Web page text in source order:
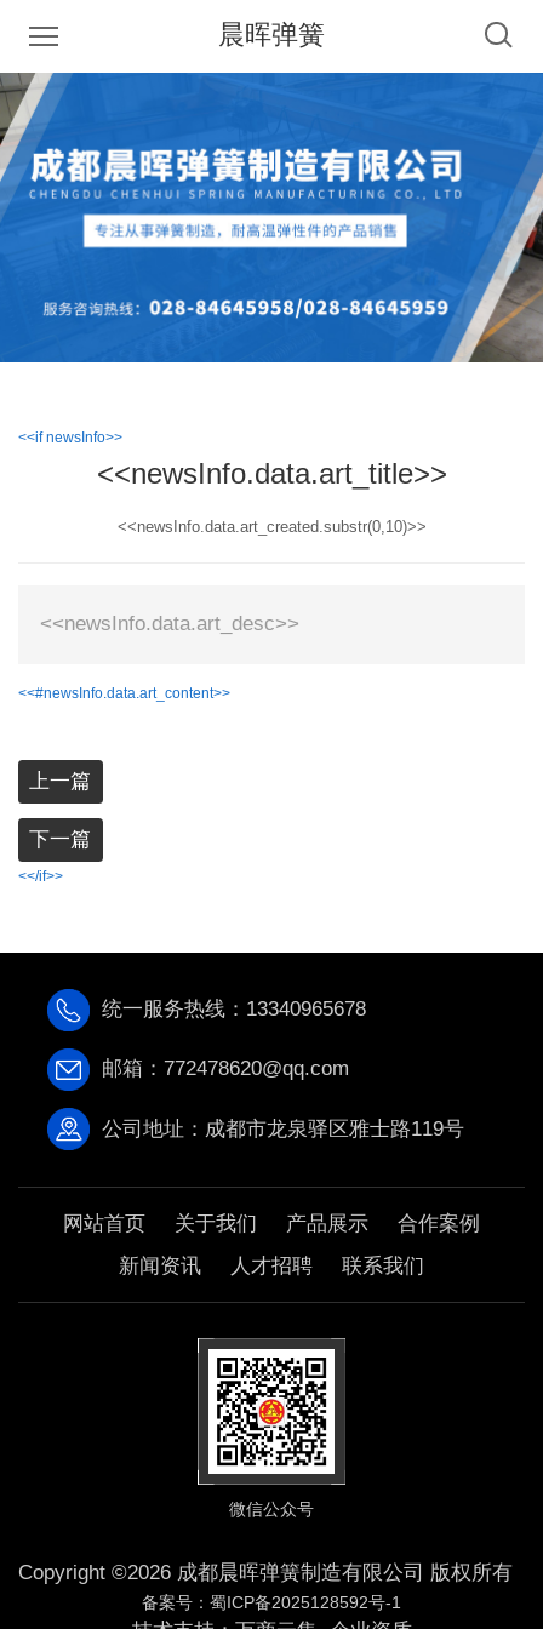
晨晖弹簧
<<if newsInfo>>
<<newsInfo.data.art_title>>
<<newsInfo.data.art_created.substr(0,10)>>
<<newsInfo.data.art_desc>>
<<#newsInfo.data.art_content>>
上一篇
下一篇
<</if>>
统一服务热线：13340965678
邮箱：772478620@qq.com
公司地址：成都市龙泉驿区雅士路119号
网站首页 关于我们 产品展示
合作案例
新闻资讯
人才招聘 联系我们
微信公众号
Copyright ©2026 成都晨晖弹簧制造有限公司 版权所有
备案号：蜀ICP备2025128592号-1